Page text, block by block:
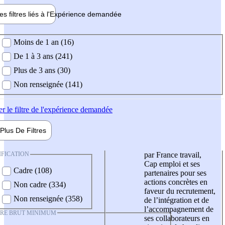
filtres liés à l'Expérience demandée
demandée
Moins de 1 an (16)
De 1 à 3 ans (241)
Plus de 3 ans (30)
Non renseignée (141)
le filtre de l'expérience demandée
Plus De Filtres
Cadre (108)
Non cadre (334)
Non renseignée (358)
BRUT MINIMUM
par France travail,
Cap emploi et ses
partenaires pour ses
actions concrètes en
faveur du recrutement,
de l’intégration et de
l’accompagnement de
ses collaborateurs en